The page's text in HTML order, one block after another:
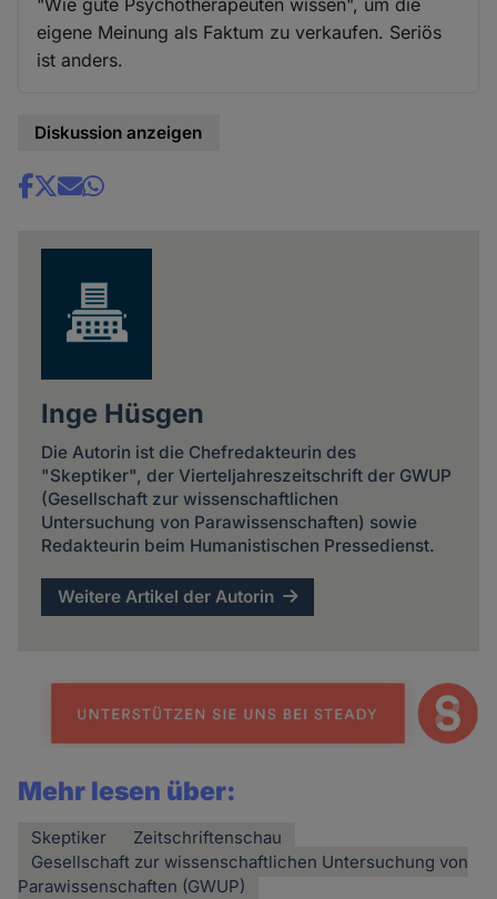
"Wie gute Psychotherapeuten wissen", um die
eigene Meinung als Faktum zu verkaufen. Seriös
ist anders.
Diskussion anzeigen
Share
Inge Hüsgen
Die Autorin ist die Chefredakteurin des
"Skeptiker", der Vierteljahreszeitschrift der GWUP
(Gesellschaft zur wissenschaftlichen
Untersuchung von Parawissenschaften) sowie
Redakteurin beim Humanistischen Pressedienst.
Weitere Artikel der Autorin
Mehr lesen über:
Skeptiker
Zeitschriftenschau
Gesellschaft zur wissenschaftlichen Untersuchung von
Parawissenschaften (GWUP)